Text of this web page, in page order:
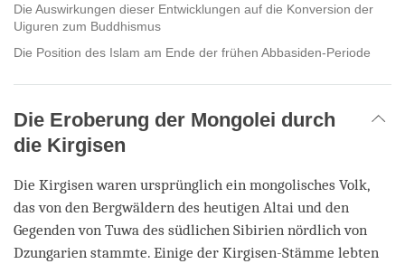
Die Auswirkungen dieser Entwicklungen auf die Konversion der
Uiguren zum Buddhismus
Die Position des Islam am Ende der frühen Abbasiden-Periode
Die Eroberung der Mongolei durch
die Kirgisen
Die Kirgisen waren ursprünglich ein mongolisches Volk,
das von den Bergwäldern des heutigen Altai und den
Gegenden von Tuwa des südlichen Sibirien nördlich von
Dzungarien stammte. Einige der Kirgisen-Stämme lebten